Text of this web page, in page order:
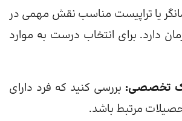
یا تراپیست مناسب نقش مهمی در
دارد. برای انتخاب درست به موارد
تخصصی: بررسی کنید که فرد دارای
مرتبط باشد.